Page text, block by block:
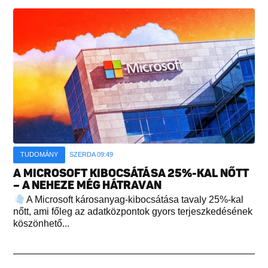
TUDOMÁNY SZERDA 09:49
A MICROSOFT KIBOCSÁTÁSA 25%-KAL NŐTT
– A NEHEZE MÉG HÁTRAVAN
A Microsoft károsanyag-kibocsátása tavaly 25%-kal
nőtt, ami főleg az adatközpontok gyors terjeszkedésének
köszönhető...